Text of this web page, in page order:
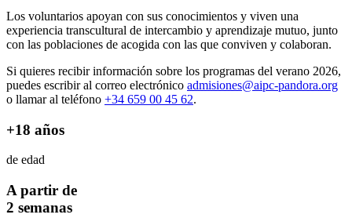
Los voluntarios apoyan con sus conocimientos y viven una
experiencia transcultural de intercambio y aprendizaje mutuo, junto
con las poblaciones de acogida con las que conviven y colaboran.
Si quieres recibir información sobre los programas del verano 2026,
puedes escribir al correo electrónico admisiones@aipc-pandora.org
o llamar al teléfono +34 659 00 45 62.
+18 años
de edad
A partir de
2 semanas